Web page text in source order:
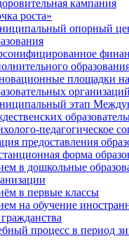
кампания
роста»
опорный
площадки на
организаций
этап
педагогическое
предоставления
форма
в дошкольные
в первые классы
на обучение
гражданства
процесс в период